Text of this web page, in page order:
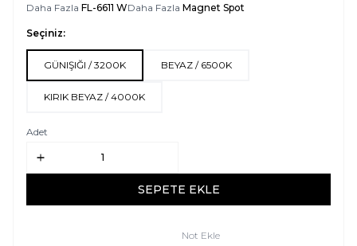
Daha Fazla FL-6611 WDaha Fazla Magnet Spot
Seçiniz:
GÜNIŞIĞI / 3200K BEYAZ / 6500K
KIRIK BEYAZ / 4000K
Adet
SEPETE EKLE
Not Ekle